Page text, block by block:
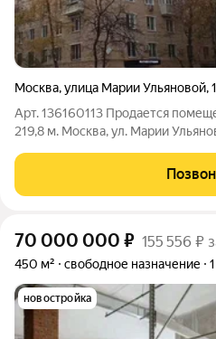
Москва,улица Марии Ульяновой,
Арт. 136160113 Продается
219,8 м. Москва, ул. Марии
первая линия Парковка: на
Отдельный вход: есть
70 000 000 ₽ 155 556 ₽
450 м² свободное назначение
новостройка